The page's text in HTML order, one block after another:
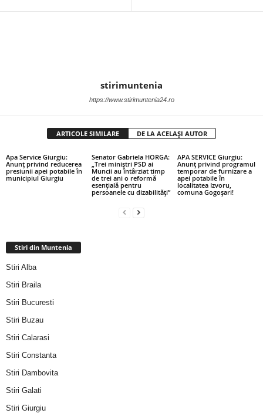
stirimuntenia
https://www.stirimuntenia24.ro
ARTICOLE SIMILARE DE LA ACELAȘI AUTOR
Apa Service Giurgiu:
Anunț privind reducerea
presiunii apei potabile în
municipiul Giurgiu
Senator Gabriela HORGA:
„Trei miniștri PSD ai
Muncii au întârziat timp
de trei ani o reformă
esențială pentru
persoanele cu dizabilități”
APA SERVICE Giurgiu:
Anunț privind programul
temporar de furnizare a
apei potabile în
localitatea Izvoru,
comuna Gogoșari!
Stiri din Muntenia
Stiri Alba
Stiri Braila
Stiri Bucuresti
Stiri Buzau
Stiri Calarasi
Stiri Constanta
Stiri Dambovita
Stiri Galati
Stiri Giurgiu